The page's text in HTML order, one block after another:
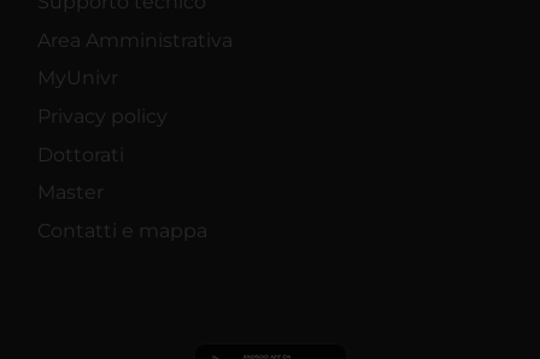
Area Amministrativa
MyUnivr
Privacy policy
Dottorati
Master
Contatti e mappa